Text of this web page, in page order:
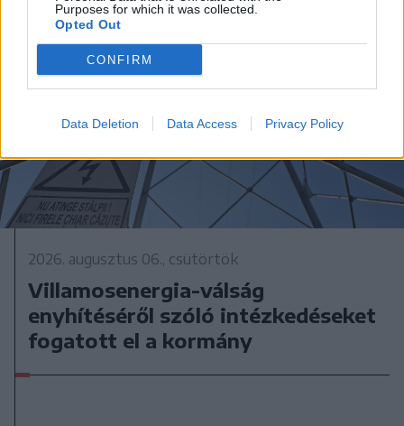
Purposes for which it was collected.
Opted Out
CONFIRM
Data Deletion Data Access Privacy Policy
2026. augusztus 06., csütörtök
Villamosenergia-válság
enyhítéséről szóló intézkedéseket
fogatott el a kormány